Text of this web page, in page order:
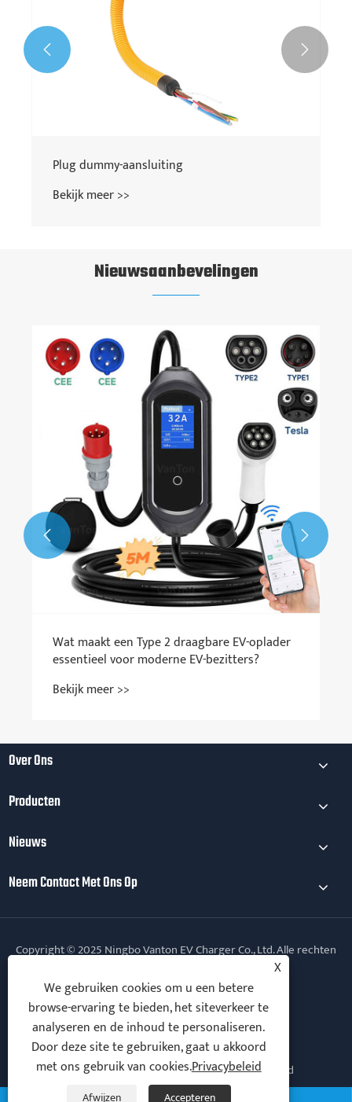
 
Nieuwsaanbevelingen
Hoe het probleem van oververhitting van
oplaadkabels van elektrische voertuigen op
Bekijk meer >>
 
Over Ons
Producten
Nieuws
Neem Contact Met Ons Op
Copyright © 2025 Ningbo Vanton EV Charger Co., Ltd. Alle rechten
Follow Us
Links Sitemap RSS XML Privacybeleid
X
We gebruiken cookies om u een betere
browse-ervaring te bieden, het siteverkeer te
analyseren en de inhoud te personaliseren.
Door deze site te gebruiken, gaat u akkoord
met ons gebruik van cookies.Privacybeleid
Afwijzen Accepteren